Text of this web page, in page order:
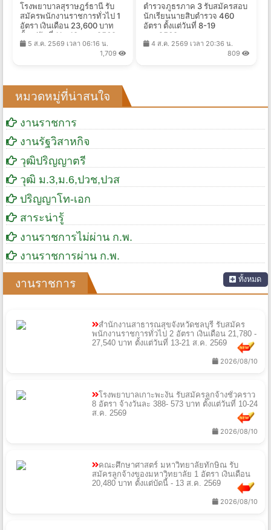
โรงพยาบาลสุราษฎร์ธานี รับ
สมัครพนักงานราชการทั่วไป 1
อัตรา เงินเดือน 23,600 บาท
ตั้งแต่วันที่ 11 - 18 ส.ค. 2569
5 ส.ค. 2569 เวลา 06:16 น.
1,709
ตำรวจภูธรภาค 3 รับสมัครสอบ
นักเรียนนายสิบตำรวจ 460
อัตรา ตั้งแต่วันที่ 8-19
ส.ค.2569
4 ส.ค. 2569 เวลา 20:36 น.
809
หมวดหมู่ที่น่าสนใจ
งานราชการ
งานรัฐวิสาหกิจ
วุฒิปริญญาตรี
วุฒิ ม.3,ม.6,ปวช,ปวส
ปริญญาโท-เอก
สาระน่ารู้
งานราชการไม่ผ่าน ก.พ.
งานราชการผ่าน ก.พ.
งานราชการ ทั้งหมด
สำนักงานสาธารณสุขจังหวัดชลบุรี รับสมัคร
พนักงานราชการทั่วไป 2 อัตรา เงินเดือน 21,780 -
27,540 บาท ตั้งแต่วันที่ 13-21 ส.ค. 2569
2026/08/10
โรงพยาบาลเกาะพะงัน รับสมัครลูกจ้างชั่วคราว
8 อัตรา จ้างวันละ 388- 573 บาท ตั้งแต่วันที่ 10-24
ส.ค. 2569
2026/08/10
คณะศึกษาศาสตร์ มหาวิทยาลัยทักษิณ รับ
สมัครลูกจ้างของมหาวิทยาลัย 1 อัตรา เงินเดือน
20,480 บาท ตั้งแต่บัดนี้ - 13 ส.ค. 2569
2026/08/10